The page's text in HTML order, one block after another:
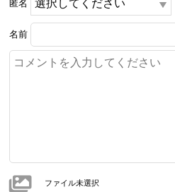
匿名
名前
ファイル未選択